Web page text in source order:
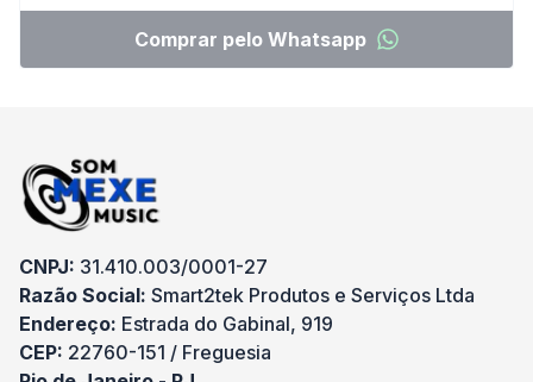
Comprar pelo Whatsapp
CNPJ: 31.410.003/0001-27
Razão Social: Smart2tek Produtos e Serviços Ltda
Endereço: Estrada do Gabinal, 919
CEP: 22760-151 / Freguesia